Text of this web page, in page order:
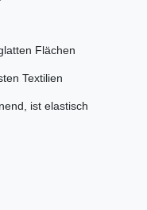
Flächen
Textilien
ist elastisch